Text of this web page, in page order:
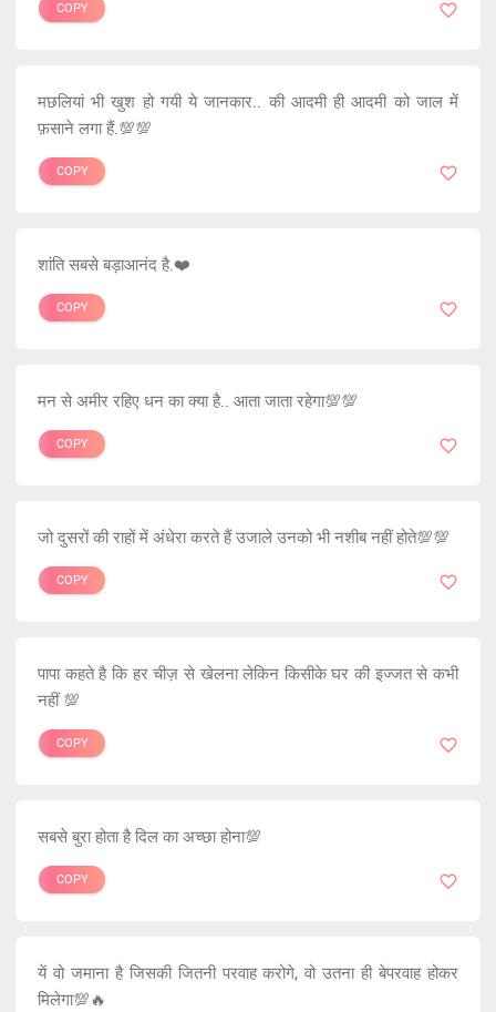
COPY
मछलियां भी खुश हो गयी ये जानकार.. की आदमी ही आदमी को जाल में
फ़साने लगा हैं.💯💯
COPY
शांति सबसे बड़ाआनंद है.❤️
COPY
मन से अमीर रहिए धन का क्या है.. आता जाता रहेगा💯💯
COPY
जो दुसरों की राहों में अंधेरा करते हैं उजाले उनको भी नशीब नहीं होते💯💯
COPY
पापा कहते है कि हर चीज़ से खेलना लेकिन किसीके घर की इज्जत से कभी
नहीं 💯
COPY
सबसे बुरा होता है दिल का अच्छा होना💯
COPY
यें वो जमाना है जिसकी जितनी परवाह करोगे, वो उतना ही बेपरवाह होकर
मिलेगा💯🔥